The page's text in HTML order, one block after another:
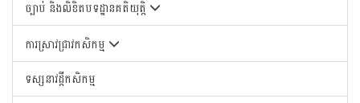
ច្បាប់ និងលិខិតបទដ្ឋានគតិយុត្តិ
ការស្រាវជ្រាវកសិកម្ម
ទស្សនាវដ្តីកសិកម្ម